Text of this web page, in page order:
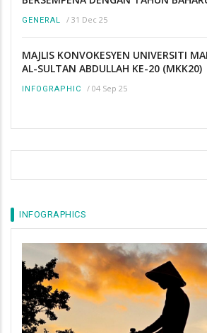
GENERAL / 31 Dec 25
MAJLIS KONVOKESYEN UNIVERSITI
AL-SULTAN ABDULLAH KE-20 (MKK20)
INFOGRAPHIC / 04 Sep 25
INFOGRAPHICS